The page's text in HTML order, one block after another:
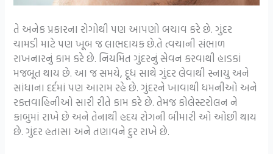
તે અનેક પ્રકારના રોગોથી પણ આપણો બચાવ કરે છે. ગુંદર
ચામડી માટે પણ ખૂબ જ લાભદાયક છે.તે ત્વચાની સંભાળ
રાખનારનું કામ કરે છે. નિયમિત ગુંદરનું સેવન કરવાથી હાડકાં
મજબૂત થાય છે. આ જ સમયે, દૂધ સાથે ગુંદર લેવાથી સ્નાયુ અને
સાંધાના દર્દમાં પણ આરામ રહે છે. ગુંદરને ખાવાથી ધમનીઓ અને
રક્તવાહિનીઓ સારી રીતે કામ કરે છે. તેમજ કોલેસ્ટરોલન ને
કાબુમાં રાખે છે અને તેનાથી હદય રોગની બીમારી ઓ ઓછી થાય
છે. ગુંદર હતાસા અને તણાવને દુર રાખે છે.